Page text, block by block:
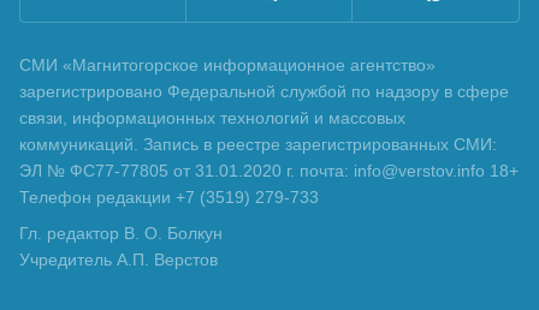
СМИ «Магнитогорское информационное агентство»
зарегистрировано Федеральной службой по надзору в сфере
связи, информационных технологий и массовых
коммуникаций. Запись в реестре зарегистрированных СМИ:
ЭЛ № ФС77-77805 от 31.01.2020 г. почта: info@verstov.info 18+
Телефон редакции +7 (3519) 279-733
Гл. редактор В. О. Болкун
Учредитель А.П. Верстов